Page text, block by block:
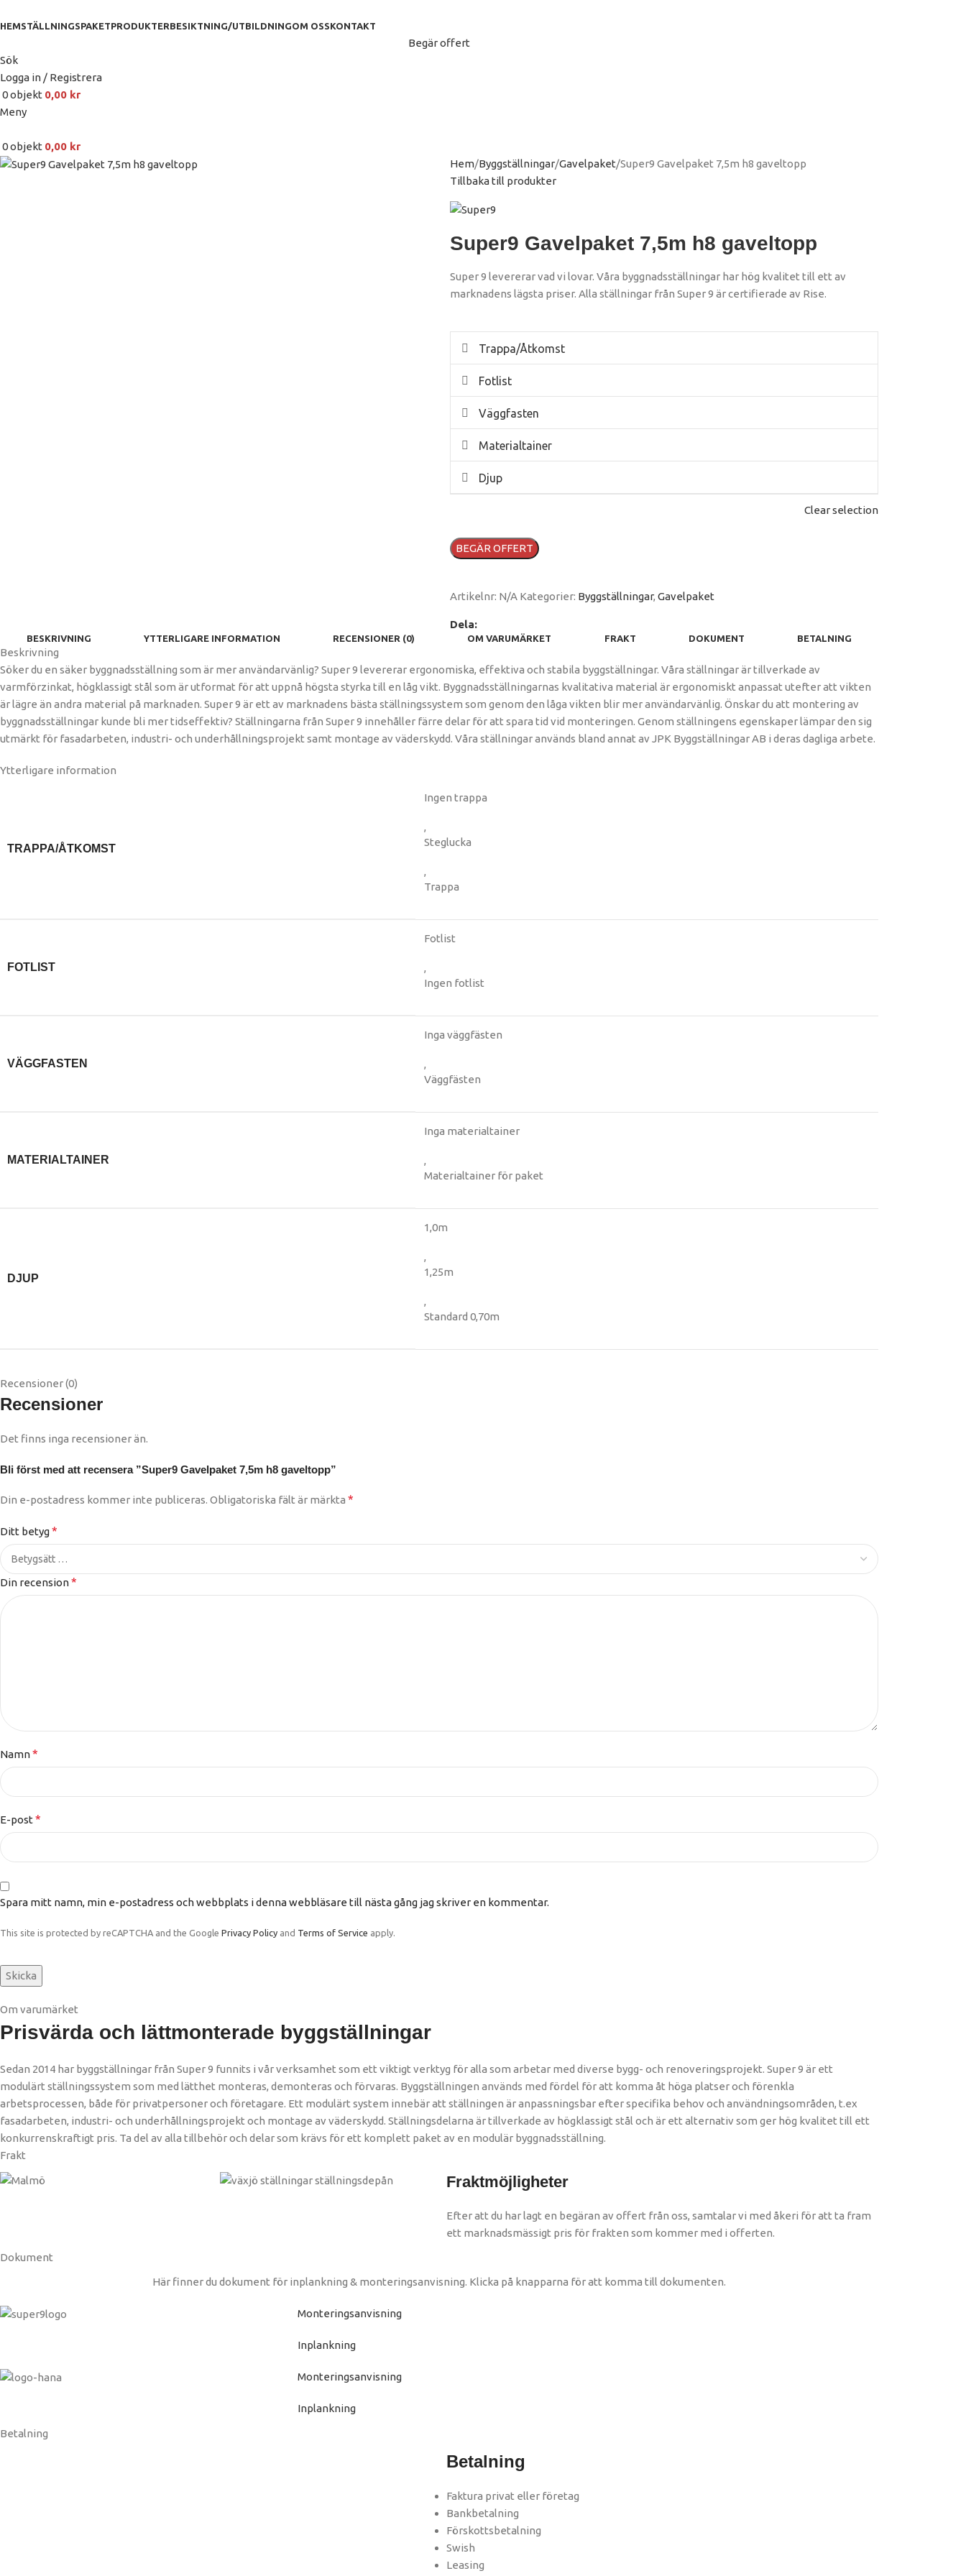
HEMSTÄLLNINGSPAKETPRODUKTERBESIKTNING/UTBILDNINGOM OSSKONTAKT
Begär offert
Sök
Logga in / Registrera
0objekt 0,00 kr
Meny
0objekt 0,00 kr
Hem Byggställningar Gavelpaket Super9 Gavelpaket 7,5m h8 gaveltopp
Tillbaka till produkter
Super9 Gavelpaket 7,5m h8 gaveltopp
Super 9 levererar vad vi lovar. Våra byggnadsställningar har hög kvalitet till ett av
marknadens lägsta priser. Alla ställningar från Super 9 är certifierade av Rise.
Trappa/Åtkomst
Fotlist
Väggfasten
Materialtainer
Djup
Clear selection
BEGÄR OFFERT
Artikelnr: N/A Kategorier: Byggställningar, Gavelpaket
Dela:
BESKRIVNING YTTERLIGARE INFORMATION RECENSIONER (0) OM VARUMÄRKET FRAKT DOKUMENT BETALNING
Beskrivning
Söker du en säker byggnadsställning som är mer användarvänlig? Super 9 levererar ergonomiska, effektiva och stabila byggställningar. Våra ställningar är tillverkade av
varmförzinkat, högklassigt stål som är utformat för att uppnå högsta styrka till en låg vikt. Byggnadsställningarnas kvalitativa material är ergonomiskt anpassat utefter att vikten
är lägre än andra material på marknaden. Super 9 är ett av marknadens bästa ställningssystem som genom den låga vikten blir mer användarvänlig. Önskar du att montering av
byggnadsställningar kunde bli mer tidseffektiv? Ställningarna från Super 9 innehåller färre delar för att spara tid vid monteringen. Genom ställningens egenskaper lämpar den sig
utmärkt för fasadarbeten, industri- och underhållningsprojekt samt montage av väderskydd. Våra ställningar används bland annat av JPK Byggställningar AB i deras dagliga arbete.
Ytterligare information
TRAPPA/ÅTKOMST
Ingen trappa
,
Steglucka
,
Trappa
FOTLIST
Fotlist
,
Ingen fotlist
VÄGGFASTEN
Inga väggfästen
,
Väggfästen
MATERIALTAINER
Inga materialtainer
,
Materialtainer för paket
DJUP
1,0m
,
1,25m
,
Standard 0,70m
Recensioner (0)
Recensioner
Det finns inga recensioner än.
Bli först med att recensera ”Super9 Gavelpaket 7,5m h8 gaveltopp”
Din e-postadress kommer inte publiceras. Obligatoriska fält är märkta *
Ditt betyg*
Din recension*
Namn*
E-post*
Spara mitt namn, min e-postadress och webbplats i denna webbläsare till nästa gång jag skriver en kommentar.
This site is protected by reCAPTCHA and the Google Privacy Policy and Terms of Service apply.
Om varumärket
Prisvärda och lättmonterade byggställningar
Sedan 2014 har byggställningar från Super 9 funnits i vår verksamhet som ett viktigt verktyg för alla som arbetar med diverse bygg- och renoveringsprojekt. Super 9 är ett
modulärt ställningssystem som med lätthet monteras, demonteras och förvaras. Byggställningen används med fördel för att komma åt höga platser och förenkla
arbetsprocessen, både för privatpersoner och företagare. Ett modulärt system innebär att ställningen är anpassningsbar efter specifika behov och användningsområden, t.ex
fasadarbeten, industri- och underhållningsprojekt och montage av väderskydd. Ställningsdelarna är tillverkade av högklassigt stål och är ett alternativ som ger hög kvalitet till ett
konkurrenskraftigt pris. Ta del av alla tillbehör och delar som krävs för ett komplett paket av en modulär byggnadsställning.
Frakt
Fraktmöjligheter
Efter att du har lagt en begäran av offert från oss, samtalar vi med åkeri för att ta fram
ett marknadsmässigt pris för frakten som kommer med i offerten.
Dokument
Här finner du dokument för inplankning & monteringsanvisning. Klicka på knapparna för att komma till dokumenten.
Monteringsanvisning
Inplankning
Monteringsanvisning
Inplankning
Betalning
Betalning
Faktura privat eller företag
Bankbetalning
Förskottsbetalning
Swish
Leasing